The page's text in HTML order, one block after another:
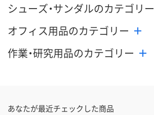
シューズ・サンダルのカテゴリー
オフィス用品のカテゴリー
作業・研究用品のカテゴリー
あなたが最近チェックした商品